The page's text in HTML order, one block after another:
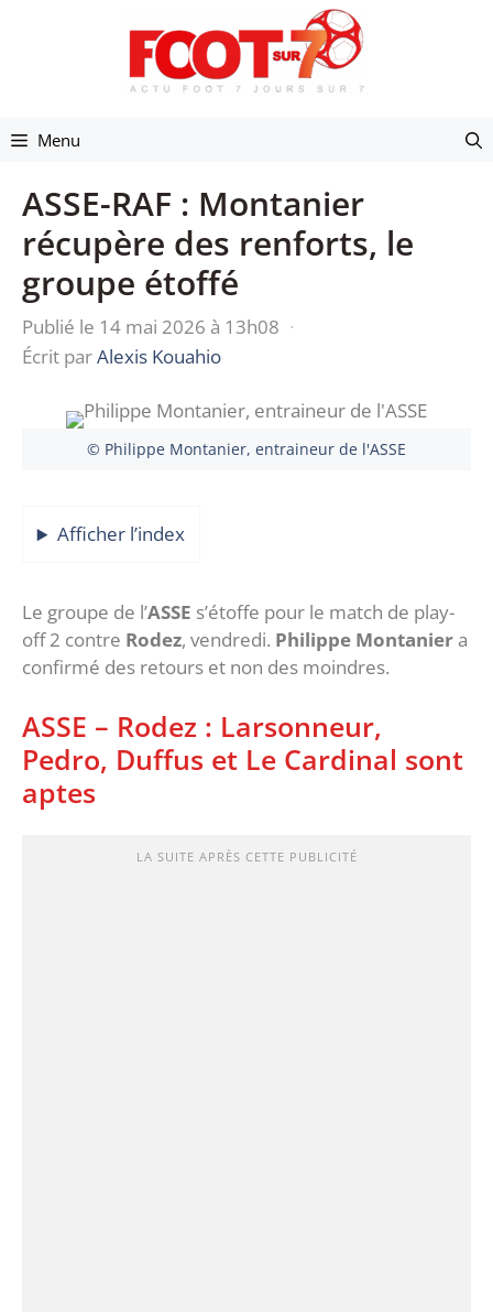
Menu
ASSE-RAF : Montanier
récupère des renforts, le
groupe étoffé
Publié le 14 mai 2026 à 13h08 ·
Écrit parAlexis Kouahio
© Philippe Montanier, entraineur de l'ASSE
Afficher l’index
Le groupe de l’ASSE s’étoffe pour le match de play-
off 2 contre Rodez, vendredi. Philippe Montaniera
confirmé des retours et non des moindres.
ASSE – Rodez : Larsonneur,
Pedro, Duffus et Le Cardinal sont
aptes
LA SUITE APRÈS CETTE PUBLICITÉ